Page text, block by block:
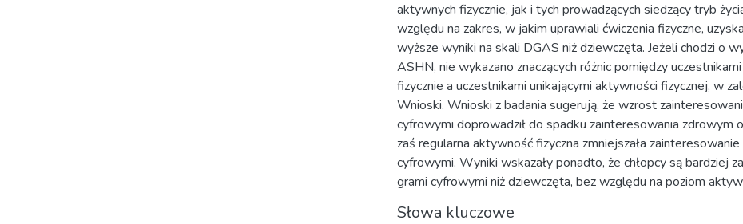
aktywnych fizycznie, jak i tych prowadzących siedzący tryb
względu na zakres, w jakim uprawiali ćwiczenia fizyczne,
wyższe wyniki na skali DGAS niż dziewczęta. Jeżeli chodzi o
ASHN, nie wykazano znaczących różnic pomiędzy
fizycznie a uczestnikami unikającymi aktywności fizycznej, w
Wnioski. Wnioski z badania sugerują, że wzrost
cyfrowymi doprowadził do spadku zainteresowania zdrowym
zaś regularna aktywność fizyczna zmniejszała zainteresowanie
cyfrowymi. Wyniki wskazały ponadto, że chłopcy są bardziej
grami cyfrowymi niż dziewczęta, bez względu na poziom
Słowa kluczowe